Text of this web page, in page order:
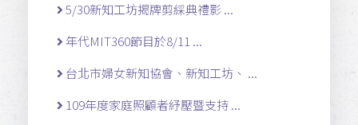
5/30新知工坊揭牌剪綵典禮影 ...
年代MIT360節目於8/11 ...
台北市婦女新知協會、新知工坊、 ...
109年度家庭照顧者紓壓暨支持 ...